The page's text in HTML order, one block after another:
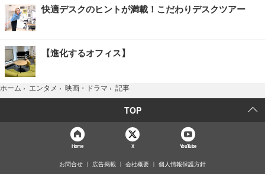
快適デスクのヒントが満載！こだわりデスクツアー
【進化するオフィス】
ホーム › エンタメ › 映画・ドラマ › 記事
TOP
Home X YouTube
お問合せ 広告掲載 会社概要 個人情報保護方針